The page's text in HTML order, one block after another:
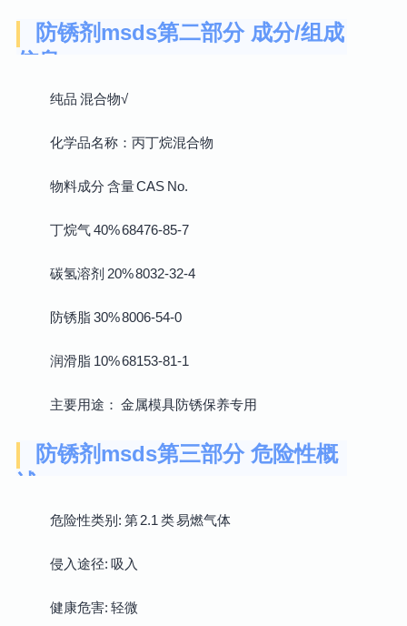
防锈剂msds第二部分 成分/组成
信息
纯品 混合物√
化学品名称：丙丁烷混合物
物料成分 含量 CAS No.
丁烷气 40% 68476-85-7
碳氢溶剂 20% 8032-32-4
防锈脂 30% 8006-54-0
润滑脂 10% 68153-81-1
主要用途： 金属模具防锈保养专用
防锈剂msds第三部分 危险性概
述
危险性类别: 第 2.1 类 易燃气体
侵入途径: 吸入
健康危害: 轻微